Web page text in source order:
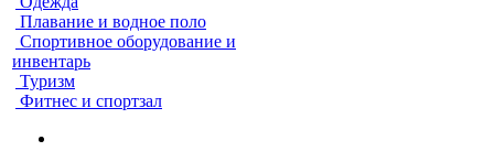
Плавание и водное поло
Спортивное оборудование и
инвентарь
Туризм
Фитнес и спортзал